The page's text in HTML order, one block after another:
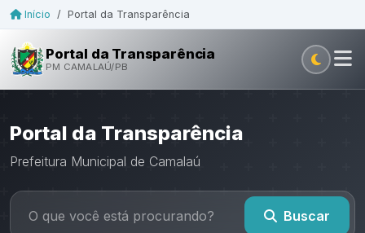
Início / Portal da Transparência
Portal da Transparência
PM CAMALAÚ/PB
Portal da Transparência
Prefeitura Municipal de Camalaú
Buscar